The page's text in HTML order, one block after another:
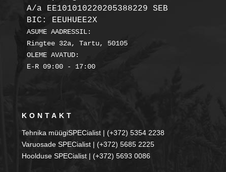
A/a EE101010220205388229 SEB
BIC: EEUHUEE2X
ASUME AADRESSIL:
Ringtee 32a, Tartu, 50105
OLEME AVATUD:
E-R 09:00 - 17:00
KONTAKT
Tehnika müügiSPECialist | (+372) 5354 2238
Varuosade SPECialist | (+372) 5685 2225
Hoolduse SPECialist | (+372) 5693 0086